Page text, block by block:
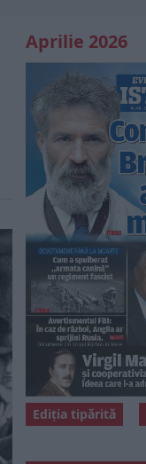
Aprilie 2026
Ediția tipărită